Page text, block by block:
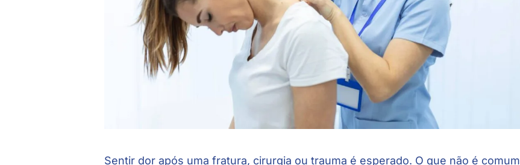
Sentir dor após uma fratura, cirurgia ou trauma é esperado. O que não é comum